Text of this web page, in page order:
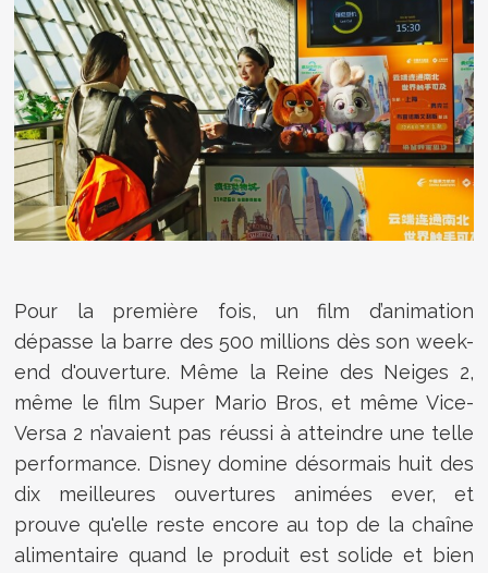
Pour la première fois, un film d’animation
dépasse la barre des 500 millions dès son week-
end d'ouverture. Même la Reine des Neiges 2,
même le film Super Mario Bros, et même Vice-
Versa 2 n’avaient pas réussi à atteindre une telle
performance. Disney domine désormais huit des
dix meilleures ouvertures animées ever, et
prouve qu'elle reste encore au top de la chaîne
alimentaire quand le produit est solide et bien